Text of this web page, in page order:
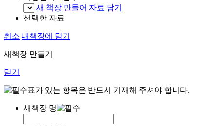
새 책장 만들어 자료 담기
선택한 자료
취소 내책장에 담기
새책장 만들기
닫기
표가 있는 항목은 반드시 기재해 주셔야 합니다.
새책장 명